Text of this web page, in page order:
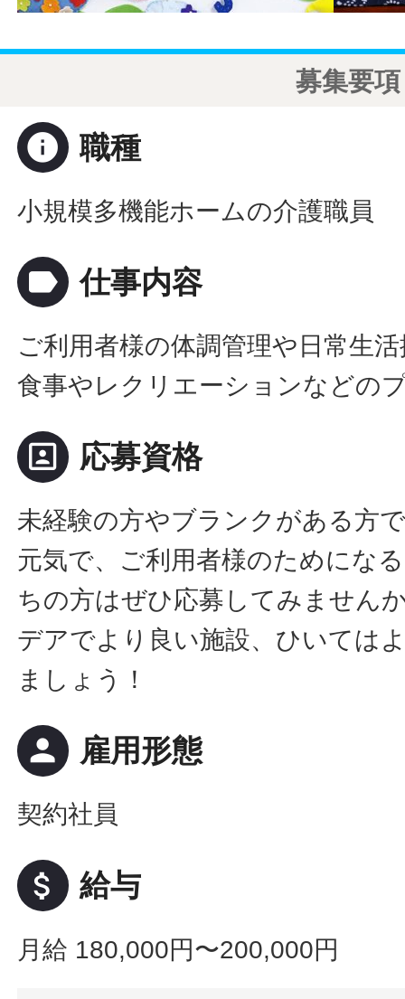
募集要項
info 職種
小規模多機能ホームの介護職員
label 仕事内容
ご利用者様の体調管理や日常生
食事やレクリエーションなどの
portrait 応募資格
未経験の方やブランクがある方
元気で、ご利用者様のためにな
ちの方はぜひ応募してみません
デアでより良い施設、ひいては
ましょう！
person 雇用形態
契約社員
attach_money 給与
月給 180,000円〜200,000円